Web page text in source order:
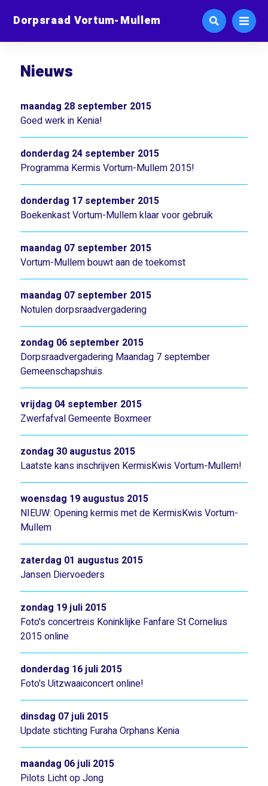
Dorpsraad Vortum-Mullem
Nieuws
Goed werk in Kenia!
maandag 28 september 2015
Programma Kermis Vortum-Mullem 2015!
donderdag 24 september 2015
Boekenkast Vortum-Mullem klaar voor gebruik
donderdag 17 september 2015
Vortum-Mullem bouwt aan de toekomst
maandag 07 september 2015
Notulen dorpsraadvergadering
maandag 07 september 2015
Dorpsraadvergadering Maandag 7 september
Gemeenschapshuis
zondag 06 september 2015
Zwerfafval Gemeente Boxmeer
vrijdag 04 september 2015
Laatste kans inschrijven KermisKwis Vortum-Mullem!
zondag 30 augustus 2015
NIEUW: Opening kermis met de KermisKwis Vortum-
Mullem
woensdag 19 augustus 2015
Jansen Diervoeders
zaterdag 01 augustus 2015
Foto's concertreis Koninklijke Fanfare St Cornelius
2015 online
zondag 19 juli 2015
Foto's Uitzwaaiconcert online!
donderdag 16 juli 2015
Update stichting Furaha Orphans Kenia
dinsdag 07 juli 2015
Pilots Licht op Jong
maandag 06 juli 2015